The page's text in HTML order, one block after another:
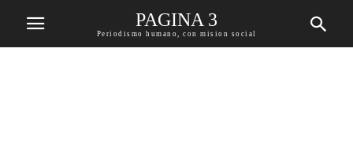
PAGINA 3
Periodismo humano, con mision social